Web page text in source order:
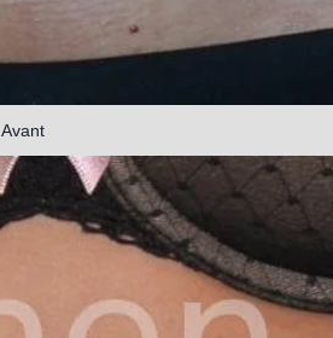
Avant